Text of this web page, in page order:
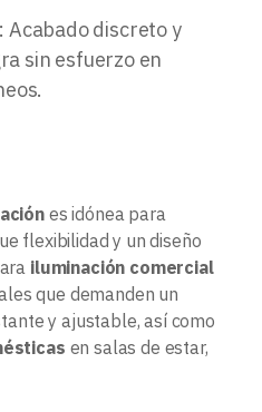
: Acabado discreto y
sin esfuerzo en
es idónea para
flexibilidad y un diseño
iluminación comercial
que demanden un
y ajustable, así como
en salas de estar,